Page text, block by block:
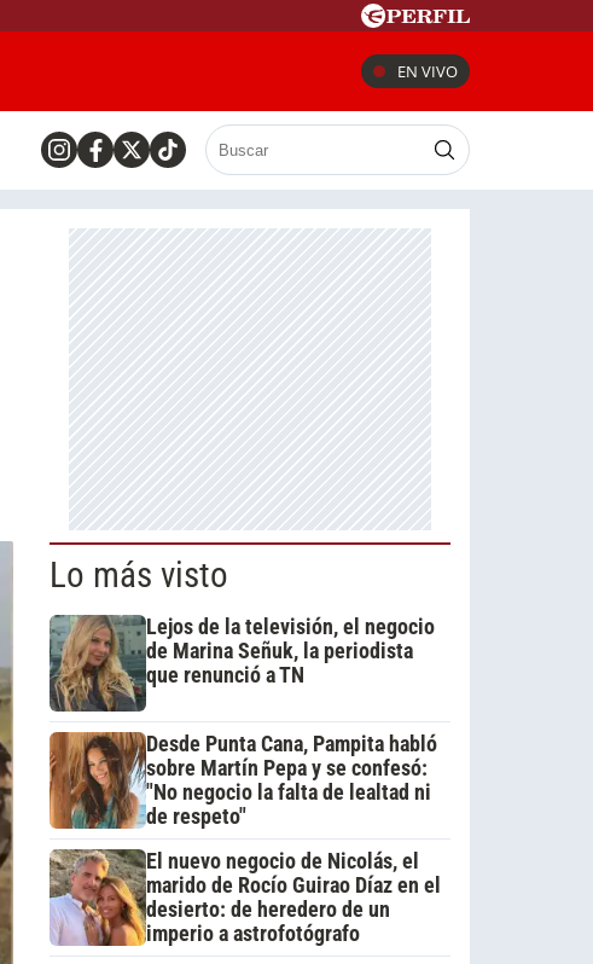
EN VIVO
Lo más visto
Lejos de la televisión, el negocio
de Marina Señuk, la periodista
que renunció a TN
Desde Punta Cana, Pampita habló
sobre Martín Pepa y se confesó:
"No negocio la falta de lealtad ni
de respeto"
El nuevo negocio de Nicolás, el
marido de Rocío Guirao Díaz en el
desierto: de heredero de un
imperio a astrofotógrafo